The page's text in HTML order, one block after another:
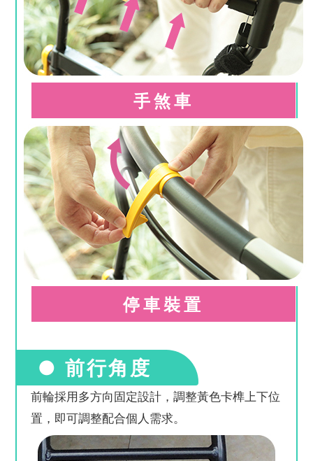
手煞車
停車裝置
● 前行角度
前輪採用多方向固定設計，調整黃色卡榫上下位
置，即可調整配合個人需求。